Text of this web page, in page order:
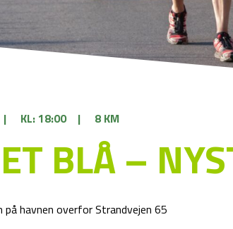
| KL: 18:00 | 8 KM
BLÅ –
på havnen overfor Strandvejen 65